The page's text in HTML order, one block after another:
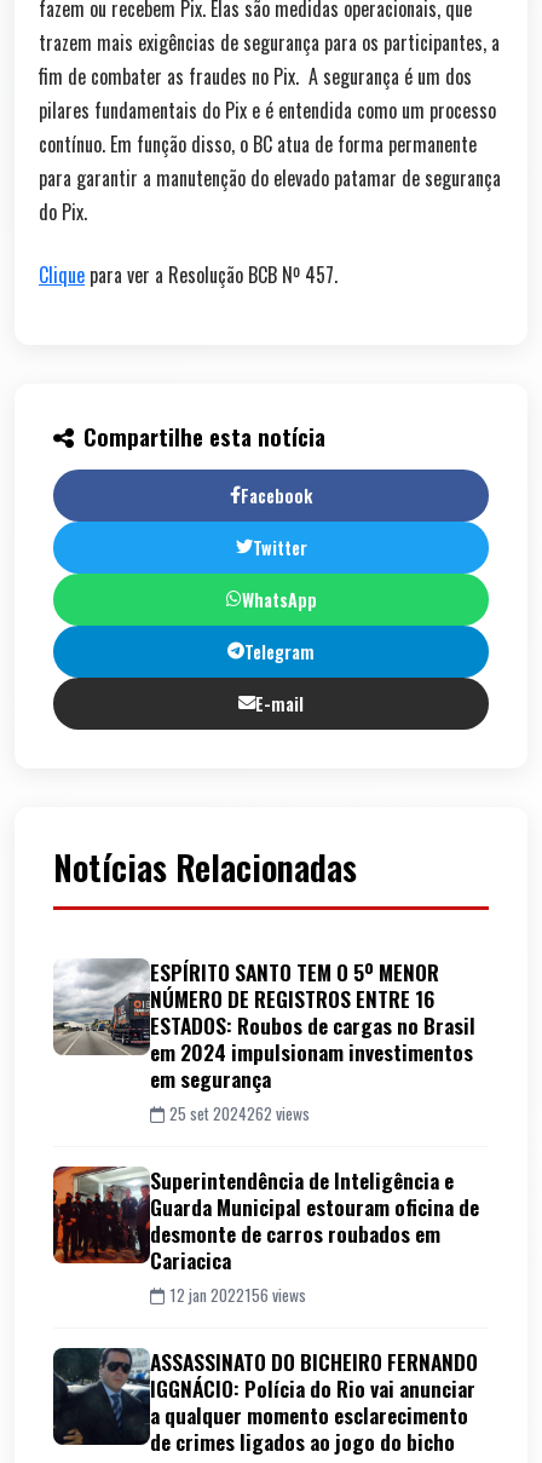
fazem ou recebem Pix. Elas são medidas operacionais, que
trazem mais exigências de segurança para os participantes, a
fim de combater as fraudes no Pix. A segurança é um dos
pilares fundamentais do Pix e é entendida como um processo
contínuo. Em função disso, o BC atua de forma permanente
para garantir a manutenção do elevado patamar de segurança
do Pix.
Clique​ para ver a Resolução BCB Nº 457.
Compartilhe esta notícia
Facebook
Twitter
WhatsApp
Telegram
E-mail
Notícias Relacionadas
ESPÍRITO SANTO TEM O 5º MENOR
NÚMERO DE REGISTROS ENTRE 16
ESTADOS: Roubos de cargas no Brasil
em 2024 impulsionam investimentos
em segurança
25 set 2024262 views
Superintendência de Inteligência e
Guarda Municipal estouram oficina de
desmonte de carros roubados em
Cariacica
12 jan 2022156 views
ASSASSINATO DO BICHEIRO FERNANDO
IGGNÁCIO: Polícia do Rio vai anunciar
a qualquer momento esclarecimento
de crimes ligados ao jogo do bicho